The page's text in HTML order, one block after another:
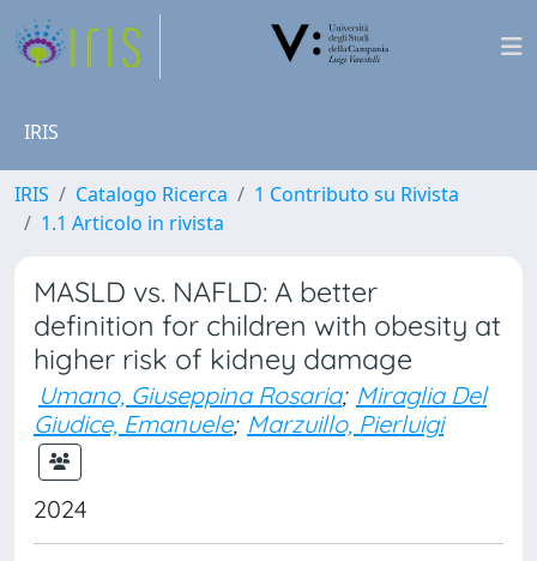
IRIS
IRIS Catalogo Ricerca
1 Contributo su Rivista
1.1 Articolo in rivista
MASLD vs. NAFLD: A better
definition for children with obesity at
higher risk of kidney damage
Umano, Giuseppina Rosaria; Miraglia Del
Giudice, Emanuele; Marzuillo, Pierluigi
2024